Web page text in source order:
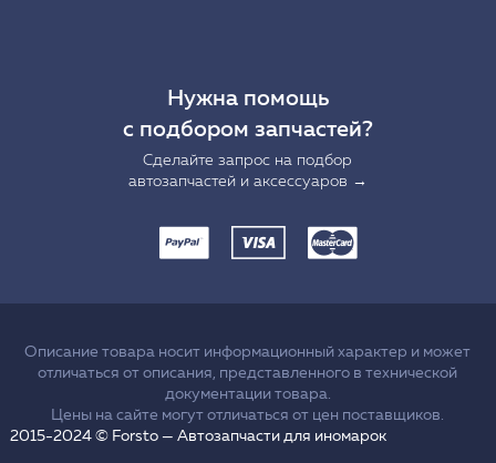
Нужна помощь
с подбором запчастей?
Сделайте запрос на подбор
автозапчастей и аксессуаров →
Описание товара носит информационный характер и может
отличаться от описания, представленного в технической
документации товара.
Цены на сайте могут отличаться от цен поставщиков.
2015-2024 © Forsto — Автозапчасти для иномарок